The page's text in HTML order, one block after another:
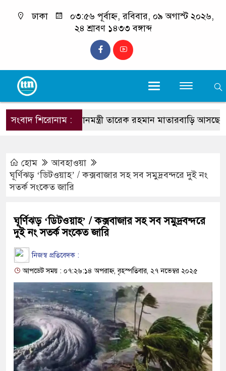
ঢাকা
০৩:৫৬ পূর্বাহ্ন, রবিবার, ০৯ অগাস্ট ২০২৬,
২৪ শ্রাবণ ১৪৩৩ বঙ্গাব্দ
সংবাদ শিরোনাম :প্রধানমন্ত্রী তারেক রহমান মাতারবাড়ি আসছেন :
হোম
আবহাওয়া
ঘূর্ণিঝড় ‘ডিটওয়াহ’ / কক্সবাজার সহ সব সমুদ্রবন্দরে দুই নং
সতর্ক সংকেত জারি
ঘূর্ণিঝড় ‘ডিটওয়াহ’ / কক্সবাজার সহ সব সমুদ্রবন্দরে
দুই নং সতর্ক সংকেত জারি
নিজস্ব প্রতিবেদক :
আপডেট সময় : ০৭:২৬:১৪ অপরাহ্ন, বৃহস্পতিবার, ২৭ নভেম্বর ২০২৫